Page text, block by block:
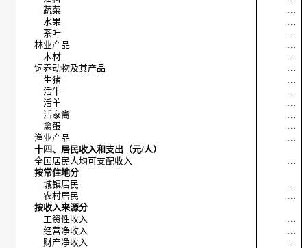
蔬菜
…
水果
…
茶叶
…
林业产品
…
木材
…
饲养动物及其产品
…
生猪
…
活牛
…
活羊
…
活家禽
…
禽蛋
…
渔业产品
…
十四、居民收入和支出（元/人）
全国居民人均可支配收入
…
按常住地分
城镇居民
…
农村居民
…
按收入来源分
工资性收入
…
经营净收入
…
财产净收入
…